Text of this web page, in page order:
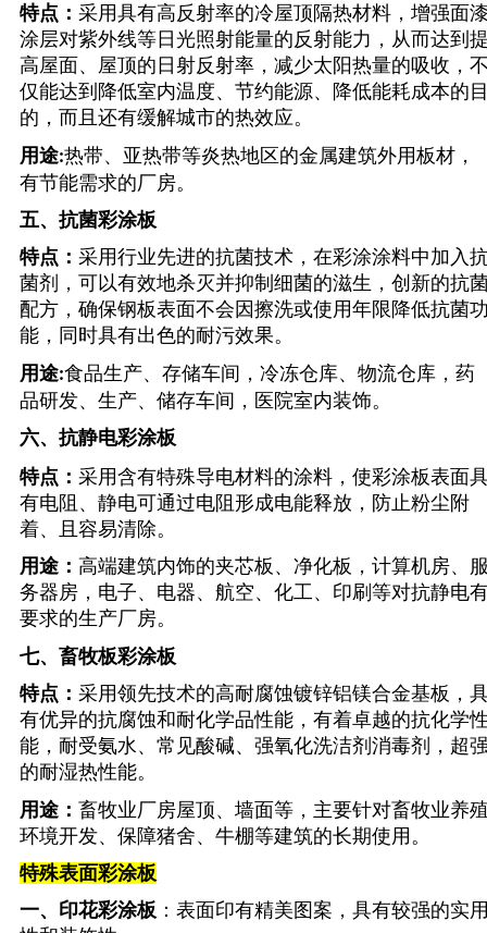
特点： 采用具有高反射率的冷屋顶隔热材料，增强面
涂层对紫外线等日光照射能量的反射能力，从而达到
高屋面、屋顶的日射反射率，减少太阳热量的吸收，
仅能达到降低室内温度、节约能源、降低能耗成本的
的，而且还有缓解城市的热效应。
用途:热带、亚热带等炎热地区的金属建筑外用板材，
有节能需求的厂房。
五、 抗菌彩涂板
特点： 采用行业先进的抗菌技术，在彩涂涂料中加入
菌剂，可以有效地杀灭并抑制细菌的滋生，创新的抗
配方，确保钢板表面不会因擦洗或使用年限降低抗菌
能，同时具有出色的耐污效果。
用途:食品生产、存储车间，冷冻仓库、物流仓库，药
品研发、生产、储存车间，医院室内装饰。
六、 抗静电彩涂板
特点： 采用含有特殊导电材料的涂料，使彩涂板表面
有电阻、静电可通过电阻形成电能释放，防止粉尘附
着、且容易清除。
用途： 高端建筑内饰的夹芯板、净化板，计算机房、
务器房，电子、电器、航空、化工、印刷等对抗静电
要求的生产厂房。
七、 畜牧板彩涂板
特点： 采用领先技术的高耐腐蚀镀锌铝镁合金基板，
有优异的抗腐蚀和耐化学品性能，有着卓越的抗化学
能，耐受氨水、常见酸碱、强氧化洗洁剂消毒剂，超
的耐湿热性能。
用途： 畜牧业厂房屋顶、墙面等，主要针对畜牧业养
环境开发、保障猪舍、牛棚等建筑的长期使用。
特殊表面彩涂板
一、 印花彩涂板 ：表面印有精美图案，具有较强的实